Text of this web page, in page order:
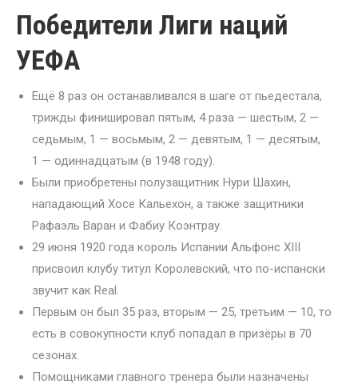
Победители Лиги наций
УЕФА
Ещё 8 раз он останавливался в шаге от пьедестала,
трижды финишировал пятым, 4 раза — шестым, 2 —
седьмым, 1 — восьмым, 2 — девятым, 1 — десятым,
1 — одиннадцатым (в 1948 году).
Были приобретены полузащитник Нури Шахин,
нападающий Хосе Кальехон, а также защитники
Рафаэль Варан и Фабиу Коэнтрау.
29 июня 1920 года король Испании Альфонс XIII
присвоил клубу титул Королевский, что по-испански
звучит как Real.
Первым он был 35 раз, вторым — 25, третьим — 10, то
есть в совокупности клуб попадал в призёры в 70
сезонах.
Помощниками главного тренера были назначены